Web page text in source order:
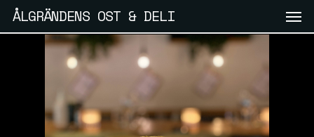
SkipÅLGRÄNDENS OST & DELI